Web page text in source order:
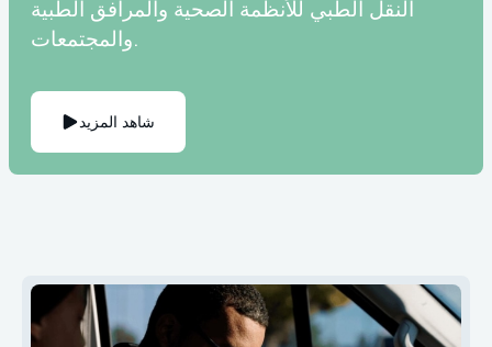
النقل الطبي للأنظمة الصحية والمرافق الطبية
والمجتمعات.
شاهد المزيد